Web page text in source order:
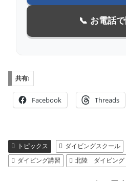
📞 お電話
共有:
Facebook Threads
トピックス ダイビングスクール
ダイビング講習
北陸 ダイビング